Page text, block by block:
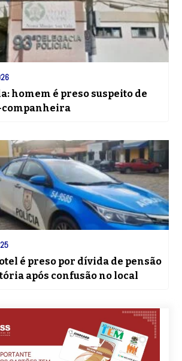
homem é preso suspeito de
é preso por dívida de pensão
após confusão no local